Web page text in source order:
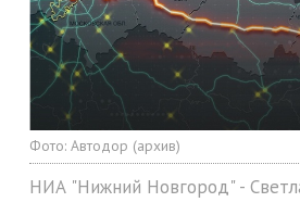
Фото: Автодор (архив)
НИА "Нижний Новгород" -